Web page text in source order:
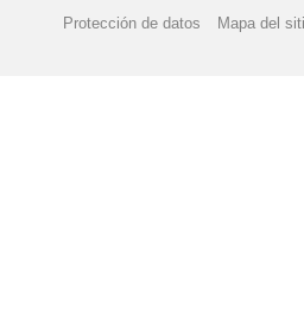
Protección de datos Mapa del